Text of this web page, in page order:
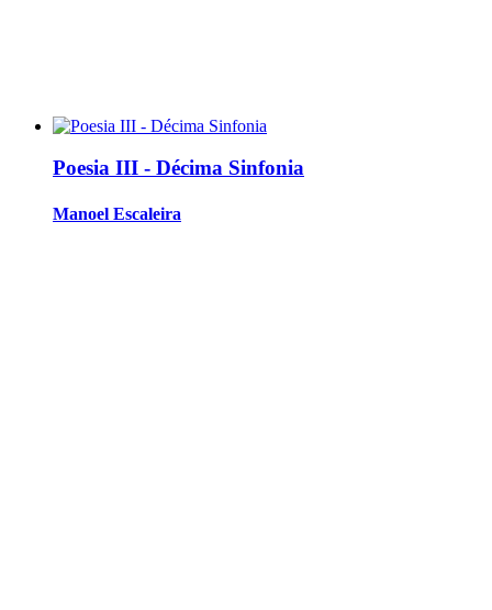
Poesia III - Décima Sinfonia
Manoel Escaleira